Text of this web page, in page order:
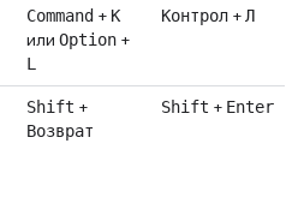
Command + K
или Option +
L
Контрол + Л
Shift +
Возврат
Shift + Enter